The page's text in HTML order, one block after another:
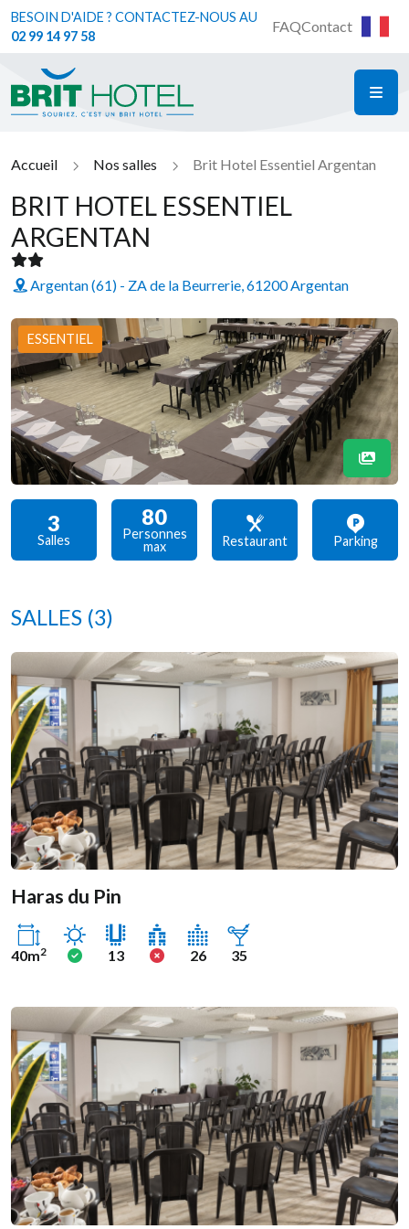
BESOIN D'AIDE ? CONTACTEZ-NOUS AU
02 99 14 97 58
FAQContact
Brit Hotel
Accueil Nos salles Brit Hotel Essentiel Argentan
BRIT HOTEL ESSENTIEL
ARGENTAN
Argentan (61) - ZA de la Beurrerie, 61200 Argentan
ESSENTIEL
3
Salles
80
Personnes
max
Restaurant Parking
SALLES (3)
Haras du Pin
40m2
Ensoleillé
Oui
13
Non
26
35